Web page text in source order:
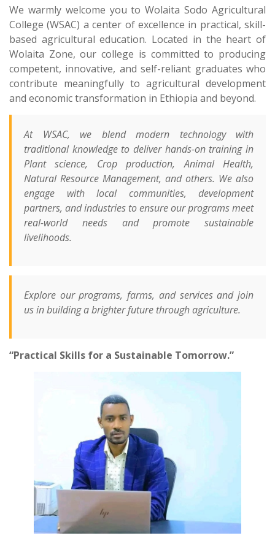
We warmly welcome you to Wolaita Sodo Agricultural
College (WSAC) a center of excellence in practical, skill-
based agricultural education. Located in the heart of
Wolaita Zone, our college is committed to producing
competent, innovative, and self-reliant graduates who
contribute meaningfully to agricultural development
and economic transformation in Ethiopia and beyond.
At WSAC, we blend modern technology with
traditional knowledge to deliver hands-on training in
Plant science, Crop production, Animal Health,
Natural Resource Management, and others. We also
engage with local communities, development
partners, and industries to ensure our programs meet
real-world needs and promote sustainable
livelihoods.
Explore our programs, farms, and services and join
us in building a brighter future through agriculture.
“Practical Skills for a Sustainable Tomorrow.”